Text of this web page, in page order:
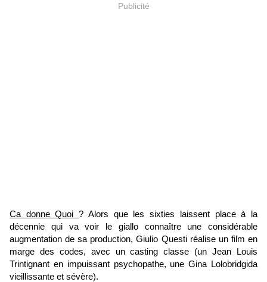
Publicité
Ca donne Quoi? Alors que les sixties laissent place à la
décennie qui va voir le giallo connaître une considérable
augmentation de sa production, Giulio Questi réalise un film en
marge des codes, avec un casting classe (un Jean Louis
Trintignant en impuissant psychopathe, une Gina Lolobridgida
vieillissante et sévère).